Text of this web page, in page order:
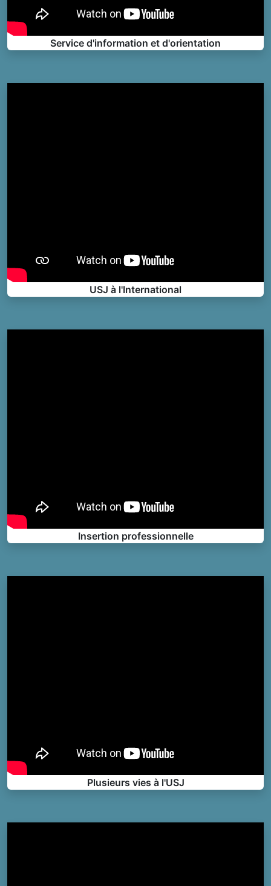
Service d'information et d'orientation
USJ à l'International
Insertion professionnelle
Plusieurs vies à l'USJ